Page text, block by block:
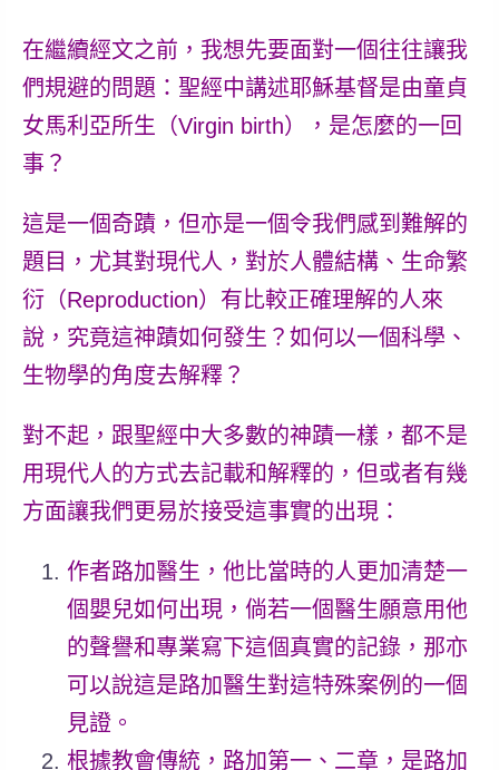
在繼續經文之前，我想先要面對一個往往讓我
們規避的問題： 聖經中講述耶穌基督是由童貞
女馬利亞所生（Virgin birth）
，是怎麼的一回
事？
這是一個奇蹟，但亦是一個令我們感到難解的
題目，尤其對現代人，對於人體結構、生命繁
衍（Reproduction）有比較正確理解的人來
說，究竟這神蹟如何發生？如何以一個科學、
生物學的角度去解釋？
對不起， 跟聖經中大多數的神蹟一樣，都不是
用現代人的方式去記載和解釋的， 但或者有幾
方面讓我們更易於接受這事實的出現：
作者路加醫生 ，他比當時的人更加清楚一
個嬰兒如何出現，倘若一個醫生願意用他
的聲譽和專業寫下這個真實的記錄， 那亦
可以說這是路加醫生對這特殊案例的一個
見證。
根據教會傳統，路加第一、二章，是路加